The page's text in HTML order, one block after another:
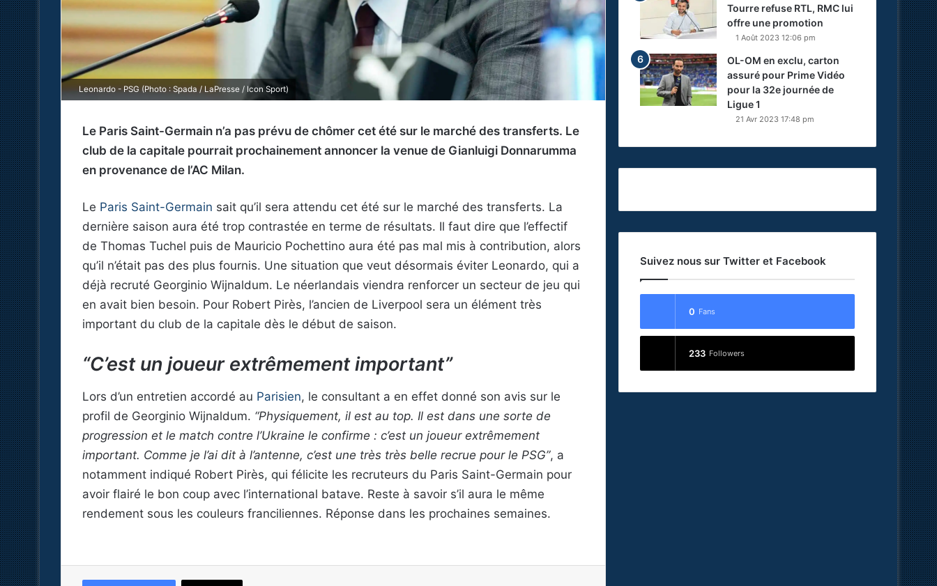
Leonardo - PSG (Photo : Spada / LaPresse / Icon Sport)
Le Paris Saint-Germain n’a pas prévu de chômer cet été sur le marché des transferts. Le
club de la capitale pourrait prochainement annoncer la venue de Gianluigi Donnarumma
en provenance de l’AC Milan.
Le Paris Saint-Germain sait qu’il sera attendu cet été sur le marché des transferts. La
dernière saison aura été trop contrastée en terme de résultats. Il faut dire que l’effectif
de Thomas Tuchel puis de Mauricio Pochettino aura été pas mal mis à contribution, alors
qu’il n’était pas des plus fournis. Une situation que veut désormais éviter Leonardo, qui a
déjà recruté Georginio Wijnaldum. Le néerlandais viendra renforcer un secteur de jeu qui
en avait bien besoin. Pour Robert Pirès, l’ancien de Liverpool sera un élément très
important du club de la capitale dès le début de saison.
“C’est un joueur extrêmement important”
Lors d’un entretien accordé au Parisien, le consultant a en effet donné son avis sur le
profil de Georginio Wijnaldum. “Physiquement, il est au top. Il est dans une sorte de
progression et le match contre l’Ukraine le confirme : c’est un joueur extrêmement
important. Comme je l’ai dit à l’antenne, c’est une très très belle recrue pour le PSG”, a
notamment indiqué Robert Pirès, qui félicite les recruteurs du Paris Saint-Germain pour
avoir flairé le bon coup avec l’international batave. Reste à savoir s’il aura le même
rendement sous les couleurs franciliennes. Réponse dans les prochaines semaines.
Tourre refuse RTL, RMC lui
offre une promotion
1 Août 2023 12:06 pm
OL-OM en exclu, carton
assuré pour Prime Vidéo
pour la 32e journée de
Ligue 1
21 Avr 2023 17:48 pm
Suivez nous sur Twitter et Facebook
0 Fans
233 Followers